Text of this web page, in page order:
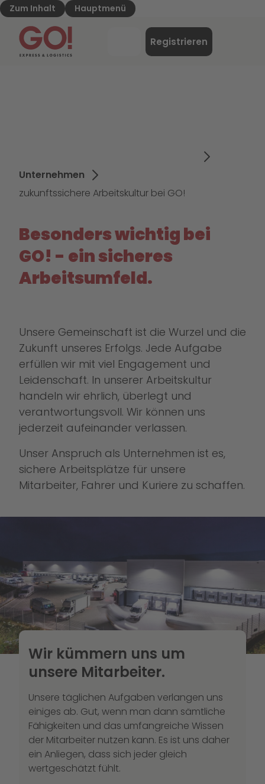
Zum Inhalt Hauptmenü
GO! Express & Logistics - Zur Starteite
Registrieren
Unternehmen
zukunftssichere Arbeitskultur bei GO!
Besonders wichtig bei
GO! - ein sicheres
Arbeitsumfeld.
Unsere Gemeinschaft ist die Wurzel und die
Zukunft unseres Erfolgs. Jede Aufgabe
erfüllen wir mit viel Engagement und
Leidenschaft. In unserer Arbeitskultur
handeln wir ehrlich, überlegt und
verantwortungsvoll. Wir können uns
jederzeit aufeinander verlassen.
Unser Anspruch als Unternehmen ist es,
sichere Arbeitsplätze für unsere
Mitarbeiter, Fahrer und Kuriere zu schaffen.
Wir kümmern uns um
unsere Mitarbeiter.
Unsere täglichen Aufgaben verlangen uns
einiges ab. Gut, wenn man dann sämtliche
Fähigkeiten und das umfangreiche Wissen
der Mitarbeiter nutzen kann. Es ist uns daher
ein Anliegen, dass sich jeder gleich
wertgeschätzt fühlt.